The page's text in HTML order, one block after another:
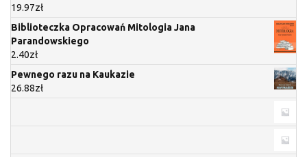
19.97zł
Biblioteczka Opracowań Mitologia Jana
Parandowskiego
2.40zł
Pewnego razu na Kaukazie
26.88zł